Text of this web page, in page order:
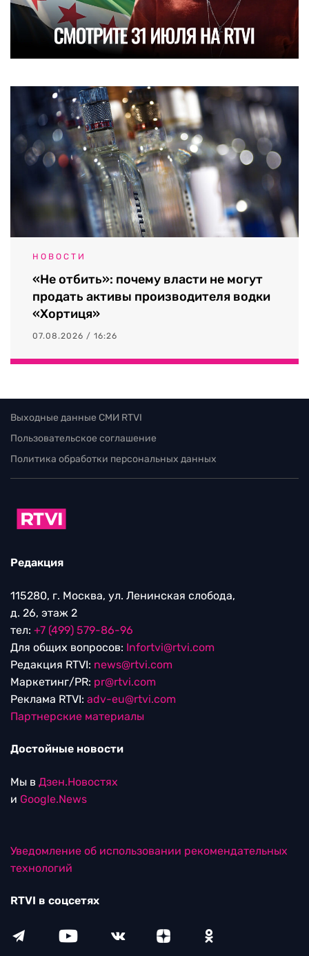
НОВОСТИ
«Не отбить»: почему власти не могут
продать активы производителя водки
«Хортиця»
07.08.2026 / 16:26
Выходные данные СМИ RTVI
Пользовательское соглашение
Политика обработки персональных данных
Редакция
115280, г. Москва, ул. Ленинская слобода,
д. 26, этаж 2
тел: +7 (499) 579-86-96
Для общих вопросов: Infortvi@rtvi.com
Редакция RTVI: news@rtvi.com
Маркетинг/PR: pr@rtvi.com
Реклама RTVI: adv-eu@rtvi.com
Партнерские материалы
Достойные новости
Мы в Дзен.Новостях
и Google.News
Уведомление об использовании рекомендательных
технологий
RTVI в соцсетях